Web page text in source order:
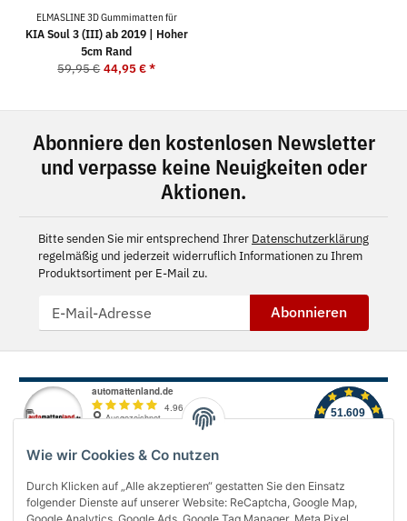
Wie wir Cookies & Co nutzen
Durch Klicken auf „Alle akzeptieren“ gestatten Sie den Einsatz
folgender Dienste auf unserer Website: ReCaptcha, Google Map,
ELMASLINE 3D Gummimatten für
KIA Soul 3 (III) ab 2019 | Hoher
5cm Rand
59,95 € 44,95 €*
Abonniere den kostenlosen Newsletter
und verpasse keine Neuigkeiten oder
Aktionen.
Bitte senden Sie mir entsprechend Ihrer Datenschutzerklärung
regelmäßig und jederzeit widerruflich Informationen zu Ihrem
Produktsortiment per E-Mail zu.
Abonnieren